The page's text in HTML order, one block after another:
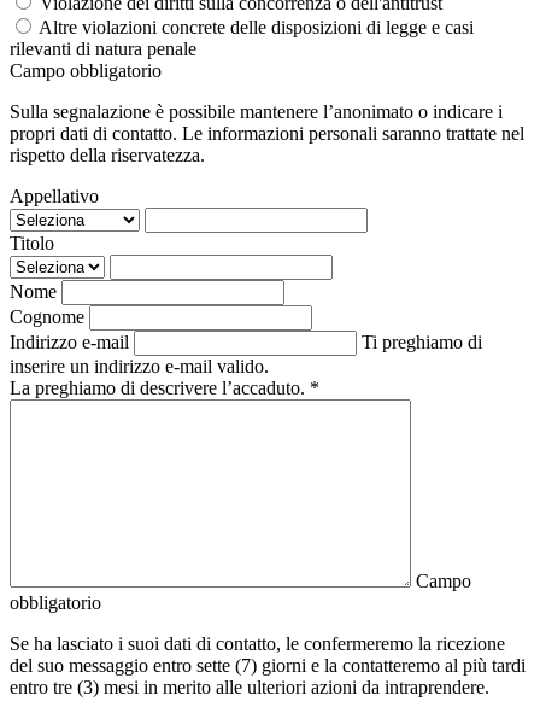
Altre violazioni concrete delle disposizioni di legge e casi
rilevanti di natura penale
Campo obbligatorio
Sulla segnalazione è possibile mantenere l’anonimato o indicare i
propri dati di contatto. Le informazioni personali saranno trattate nel
rispetto della riservatezza.
Appellativo
Titolo
Nome
Cognome
Indirizzo e-mail
Ti preghiamo di
inserire un indirizzo e-mail valido.
La preghiamo di descrivere l’accaduto. *
Campo
obbligatorio
Se ha lasciato i suoi dati di contatto, le confermeremo la ricezione
del suo messaggio entro sette (7) giorni e la contatteremo al più tardi
entro tre (3) mesi in merito alle ulteriori azioni da intraprendere.